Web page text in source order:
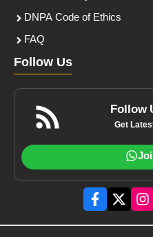
DNPA Code of Ethics
FAQ
Follow Us
Follow
Get